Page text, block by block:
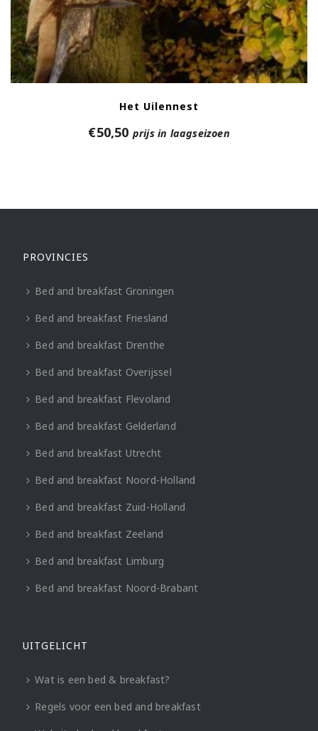
Het Uilennest
€50,50 prijs in laagseizoen
PROVINCIES
Bed and breakfast Groningen
Bed and breakfast Friesland
Bed and breakfast Drenthe
Bed and breakfast Overijssel
Bed and breakfast Flevoland
Bed and breakfast Gelderland
Bed and breakfast Utrecht
Bed and breakfast Noord-Holland
Bed and breakfast Zuid-Holland
Bed and breakfast Zeeland
Bed and breakfast Limburg
Bed and breakfast Noord-Brabant
UITGELICHT
Wat is een bed & breakfast?
Regels voor een bed and breakfast